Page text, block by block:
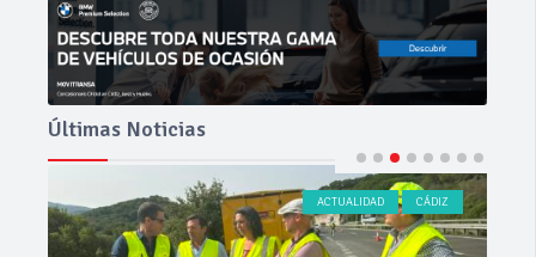
Últimas Noticias
ACTUALIDAD CÁDIZ